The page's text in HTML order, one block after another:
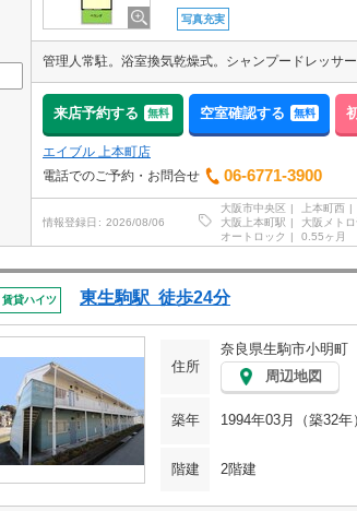
写真充実
管理人常駐。浴室換気乾燥式。シャンプードレッサ
来店予約する 無料 空室確認する 無料
エイブル 上本町店
電話でのご予約・お問合せ
06-6771-3900
情報登録日 2026/08/06
大阪市中央区 上本町西
大阪上本町駅
大阪メト
オートロック
0.55ヶ月
賃貸ハイツ 東生駒駅 徒歩24分
住所
奈良県生駒市小明町
周辺地図
築年 1994年03月（築32年
階建 2階建